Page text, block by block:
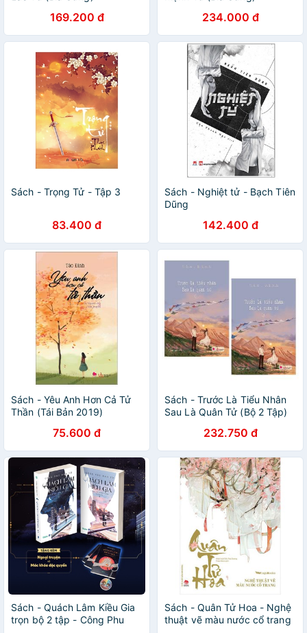
169.200 đ 234.000 đ
Sách - Trọng Tử - Tập 3
83.400 đ
Sách - Nghiệt tử - Bạch Tiên
Dũng
142.400 đ
Sách - Yêu Anh Hơn Cả Tử
Thần (Tái Bản 2019)
75.600 đ
Sách - Trước Là Tiểu Nhân
Sau Là Quân Tử (Bộ 2 Tập)
232.750 đ
Sách - Quách Lâm Kiều Gia
trọn bộ 2 tập - Công Phu
Sách - Quân Tử Hoa - Nghệ
thuật vẽ màu nước cổ trang